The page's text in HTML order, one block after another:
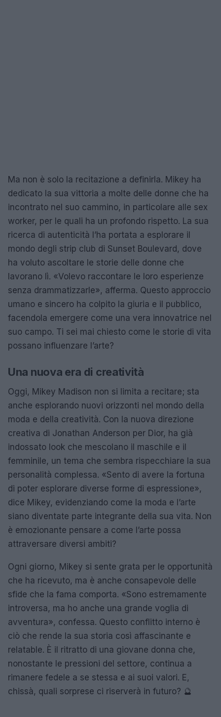
Ma non è solo la recitazione a definirla. Mikey ha
dedicato la sua vittoria a molte delle donne che ha
incontrato nel suo cammino, in particolare alle sex
worker, per le quali ha un profondo rispetto. La sua
ricerca di autenticità l’ha portata a esplorare il
mondo degli strip club di Sunset Boulevard, dove
ha voluto ascoltare le storie delle donne che
lavorano lì. «Volevo raccontare le loro esperienze
senza drammatizzarle», afferma. Questo approccio
umano e sincero ha colpito la giuria e il pubblico,
facendola emergere come una vera innovatrice nel
suo campo. Ti sei mai chiesto come le storie di vita
possano influenzare l’arte?
Una nuova era di creatività
Oggi, Mikey Madison non si limita a recitare; sta
anche esplorando nuovi orizzonti nel mondo della
moda e della creatività. Con la nuova direzione
creativa di Jonathan Anderson per Dior, ha già
indossato look che mescolano il maschile e il
femminile, un tema che sembra rispecchiare la sua
personalità complessa. «Sento di avere la fortuna
di poter esplorare diverse forme di espressione»,
dice Mikey, evidenziando come la moda e l’arte
siano diventate parte integrante della sua vita. Non
è emozionante pensare a come l’arte possa
attraversare diversi ambiti?
Ogni giorno, Mikey si sente grata per le opportunità
che ha ricevuto, ma è anche consapevole delle
sfide che la fama comporta. «Sono estremamente
introversa, ma ho anche una grande voglia di
avventura», confessa. Questo conflitto interno è
ciò che rende la sua storia così affascinante e
relatable. È il ritratto di una giovane donna che,
nonostante le pressioni del settore, continua a
rimanere fedele a se stessa e ai suoi valori. E,
chissà, quali sorprese ci riserverà in futuro? 🔮